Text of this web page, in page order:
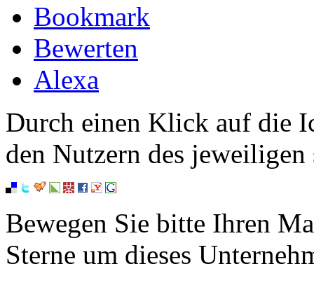
Bookmark
Bewerten
Alexa
Durch einen Klick auf die
den Nutzern des
Bewegen Sie bitte Ihren
Sterne um dieses